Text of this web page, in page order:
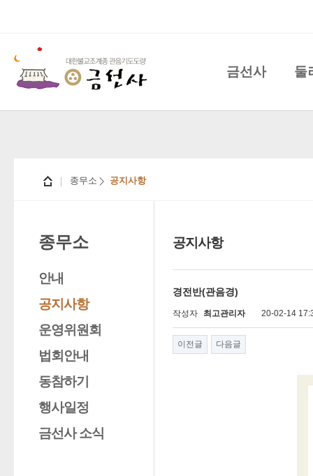
금선사 둘
종무소 공지사항
종무소
안내
공지사항
운영위원회
법회안내
동참하기
행사일정
금선사 소식
공지사항
경전반(관음경)
작성자 최고관리자 20-02-14
이전글 다음글